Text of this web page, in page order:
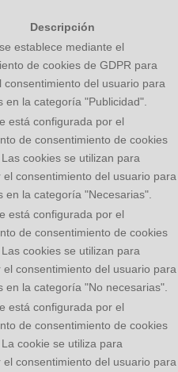
Descripción
establece mediante el
de cookies de GDPR para
consentimiento del usuario para
en la categoría "Publicidad".
está configurada por el
de consentimiento de cookies
cookies se utilizan para
el consentimiento del usuario para
en la categoría "Necesarias".
está configurada por el
de consentimiento de cookies
cookies se utilizan para
el consentimiento del usuario para
en la categoría "No necesarias".
está configurada por el
de consentimiento de cookies
cookie se utiliza para
el consentimiento del usuario para